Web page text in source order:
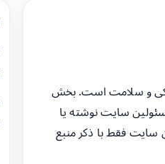
و سلامت است. بخش
سایت نوشته یا
سایت فقط با ذکر منبع